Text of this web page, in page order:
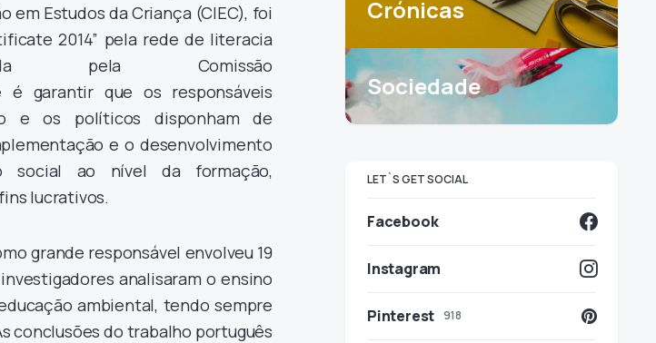
em Estudos da Criança (CIEC), foi
2014” pela rede de literacia
pela Comissão
garantir que os responsáveis
e os políticos disponham de
e o desenvolvimento
social ao nível da formação,
lucrativos.
grande responsável envolveu 19
analisaram o ensino
ambiental, tendo sempre
conclusões do trabalho português
Crónicas
Sociedade
LET`S GET SOCIAL
Facebook
Instagram
Pinterest 918